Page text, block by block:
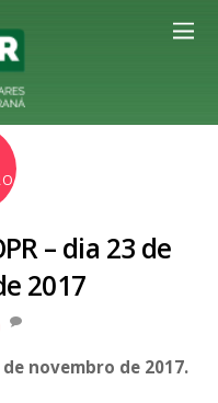
– dia 23 de
2017
de novembro de 2017.